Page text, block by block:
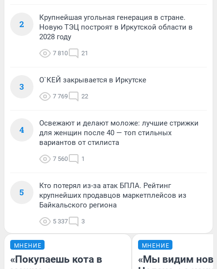
2
Крупнейшая угольная генерация в стране.
Новую ТЭЦ построят в Иркутской области в
2028 году
7 810 21
3
О`КЕЙ закрывается в Иркутске
7 769 22
4
Освежают и делают моложе: лучшие стрижки
для женщин после 40 — топ стильных
вариантов от стилиста
7 560 1
5
Кто потерял из-за атак БПЛА. Рейтинг
крупнейших продавцов маркетплейсов из
Байкальского региона
5 337 3
МНЕНИЕ
«Покупаешь кота в
МНЕНИЕ
«Мы видим